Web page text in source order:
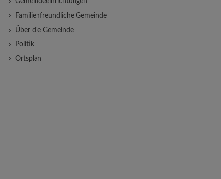
Gemeindeeinrichtungen
Familienfreundliche Gemeinde
Über die Gemeinde
Politik
Ortsplan